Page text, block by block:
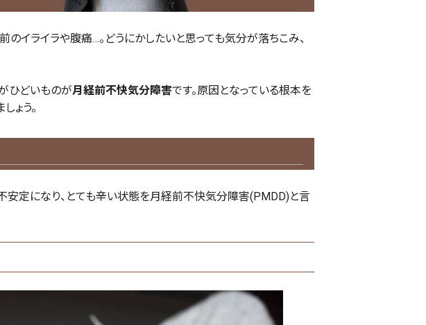
イライラや腹痛…。どうにかしたいと思っても気分が落ちこみ、
ひどいものが月経前不快気分障害です。原因となっている根本を
ょう。
定になり、とても辛い状態を月経前不快気分障害(PMDD)と言